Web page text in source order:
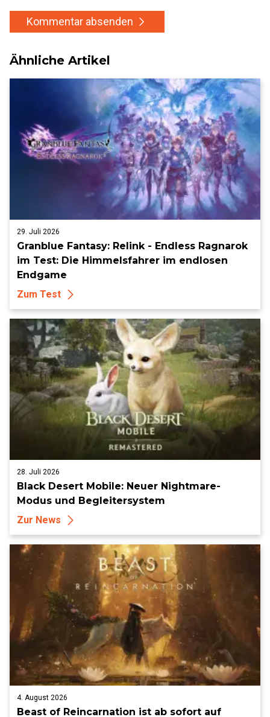
Kommentar absenden
Ähnliche Artikel
29. Juli 2026
Granblue Fantasy: Relink - Endless Ragnarok
im Test: Die Himmelsfahrer im endlosen
Endgame
Zum Test
28. Juli 2026
Black Desert Mobile: Neuer Nightmare-
Modus und Begleitersystem
Zur News
4. August 2026
Beast of Reincarnation ist ab sofort auf